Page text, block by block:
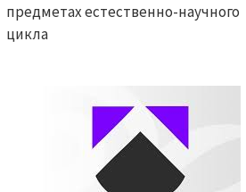
предметах естественно-научного
цикла